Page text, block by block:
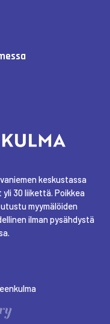
keskustassa
30 liikettä. Poikkea
myymälöiden
ilman pysähdystä